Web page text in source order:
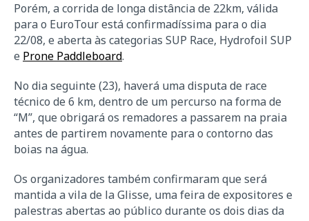
Porém, a corrida de longa distância de 22km, válida
para o EuroTour está confirmadíssima para o dia
22/08, e aberta às categorias SUP Race, Hydrofoil SUP
e Prone Paddleboard.
No dia seguinte (23), haverá uma disputa de race
técnico de 6 km, dentro de um percurso na forma de
“M”, que obrigará os remadores a passarem na praia
antes de partirem novamente para o contorno das
boias na água.
Os organizadores também confirmaram que será
mantida a vila de la Glisse, uma feira de expositores e
palestras abertas ao público durante os dois dias da